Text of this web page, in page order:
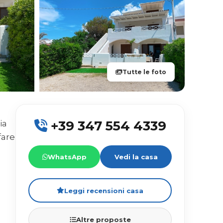
Tutte le foto
+39 347 554 4339
WhatsApp Vedi la casa
Leggi recensioni casa
Altre proposte